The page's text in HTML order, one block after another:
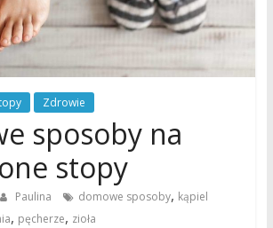
Zdrowie
sposoby na
stopy
Paulina domowe sposoby, kąpiel
, pęcherze, zioła